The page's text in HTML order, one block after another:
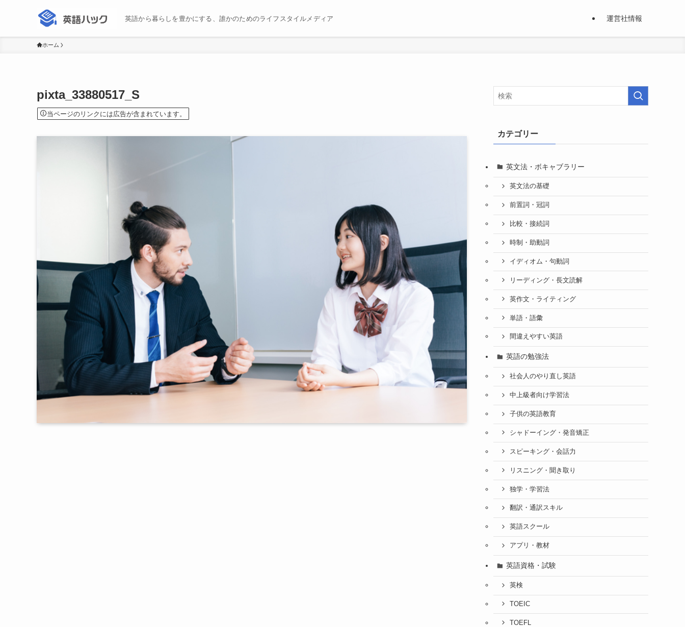
英語から暮らしを豊かにする、誰かのためのライフスタイルメディア 運営社情報
ホーム
pixta_33880517_S
当ページのリンクには広告が含まれています。
カテゴリー
英文法・ボキャブラリー
英文法の基礎
前置詞・冠詞
比較・接続詞
時制・助動詞
イディオム・句動詞
リーディング・長文読解
英作文・ライティング
単語・語彙
間違えやすい英語
英語の勉強法
社会人のやり直し英語
中上級者向け学習法
子供の英語教育
シャドーイング・発音矯正
スピーキング・会話力
リスニング・聞き取り
独学・学習法
翻訳・通訳スキル
英語スクール
アプリ・教材
英語資格・試験
英検
TOEIC
TOEFL